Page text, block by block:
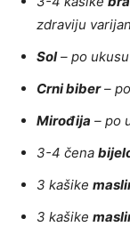
zdraviju
Sol– po ukusu
Crni biber–
Mirođija – po
3-4 čena
3 kašike
3 kašike